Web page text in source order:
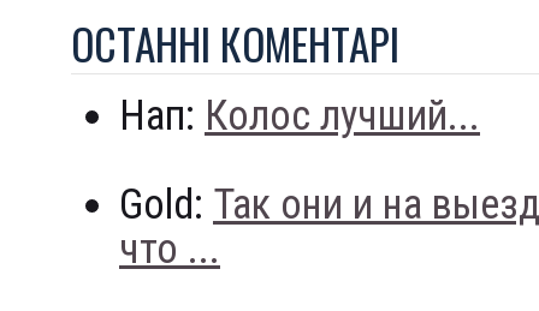
ОСТАННI КОМЕНТАРI
Нап: Колос лучший...
Gold: Так они и на
что ...